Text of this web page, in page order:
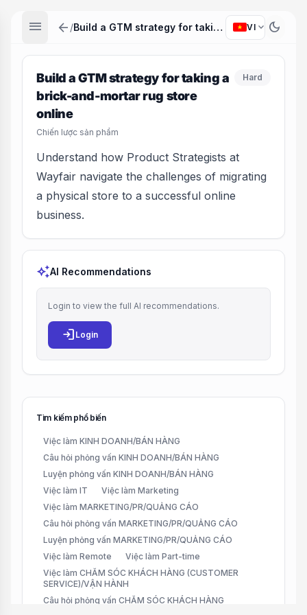
menu arrow_back / Build a GTM strategy for taking a brick-and-mortar rug store online VI expand_more dark_mode
Build a GTM strategy for taking a
brick-and-mortar rug store
online
Chiến lược sản phẩm
Hard
Understand how Product Strategists at
Wayfair navigate the challenges of migrating
a physical store to a successful online
business.
auto_awesomeAI Recommendations
Login to view the full AI recommendations.
login Login
Tìm kiếm phổ biến
Việc làm KINH DOANH/BÁN HÀNG
Câu hỏi phỏng vấn KINH DOANH/BÁN HÀNG
Luyện phỏng vấn KINH DOANH/BÁN HÀNG
Việc làm IT
Việc làm Marketing
Việc làm MARKETING/PR/QUẢNG CÁO
Câu hỏi phỏng vấn MARKETING/PR/QUẢNG CÁO
Luyện phỏng vấn MARKETING/PR/QUẢNG CÁO
Việc làm Remote
Việc làm Part-time
Việc làm CHĂM SÓC KHÁCH HÀNG (CUSTOMER
SERVICE)/VẬN HÀNH
Câu hỏi phỏng vấn CHĂM SÓC KHÁCH HÀNG